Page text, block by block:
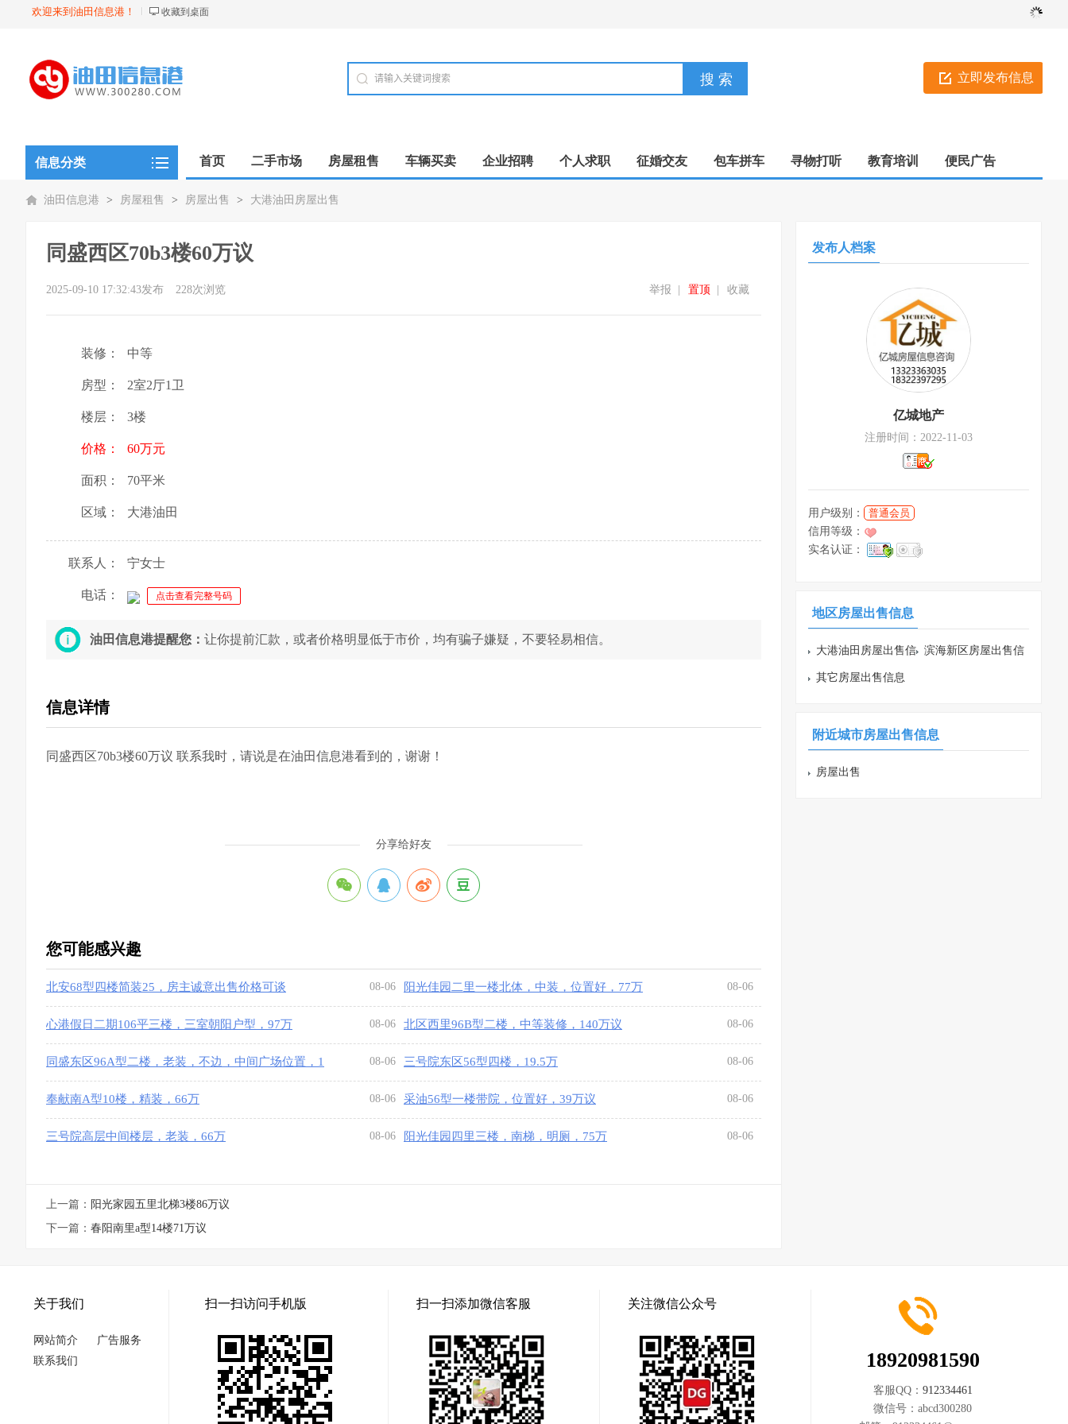
欢迎来到油田信息港！ 收藏到桌面
立即发布信息
信息分类 首页 二手市场 房屋租售 车辆买卖 企业招聘 个人求职 征婚交友 包车拼车 寻物打听 教育培训 便民广告
油田信息港 > 房屋租售 > 房屋出售 > 大港油田房屋出售
同盛西区70b3楼60万议
2025-09-10 17:32:43发布 228次浏览 收藏
置顶
举报
装修： 中等
房型： 2室2厅1卫
楼层： 3楼
价格： 60万元
面积： 70平米
区域： 大港油田
联系人： 宁女士
电话： 点击查看完整号码
油田信息港提醒您： 让你提前汇款，或者价格明显低于市价，均有骗子嫌疑，不要轻易相信。
信息详情
同盛西区70b3楼60万议 联系我时，请说是在油田信息港看到的，谢谢！
分享给好友
您可能感兴趣
北安68型四楼简装25，房主诚意出售价格可谈 08-06 阳光佳园二里一楼北体，中装，位置好，77万 08-06
心港假日二期106平三楼，三室朝阳户型，97万 08-06 北区西里96B型二楼，中等装修，140万议 08-06
同盛东区96A型二楼，老装，不边，中间广场位置，1
08-06 三号院东区56型四楼，19.5万 08-06
奉献南A型10楼，精装，66万 08-06 采油56型一楼带院，位置好，39万议 08-06
三号院高层中间楼层，老装，66万 08-06 阳光佳园四里三楼，南梯，明厕，75万 08-06
上一篇： 阳光家园五里北梯3楼86万议
下一篇： 春阳南里a型14楼71万议
发布人档案
亿城地产
注册时间：2022-11-03
用户级别：
普通会员
信用等级：
实名认证：
地区房屋出售信息
大港油田房屋出售信
息
滨海新区房屋出售信
其它房屋出售信息
附近城市房屋出售信息
房屋出售
关于我们
网站简介
广告服务
联系我们
扫一扫访问手机版 扫一扫添加微信客服 关注微信公众号
18920981590
客服QQ： 912334461
微信号： abcd300280